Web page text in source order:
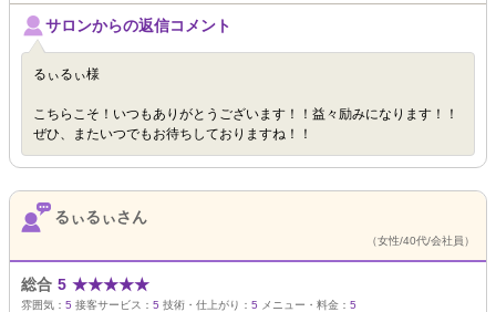
サロンからの返信コメント
るぃるぃ様
こちらこそ！いつもありがとうございます！！益々励みになります！！
ぜひ、またいつでもお待ちしておりますね！！
るぃるぃさん
（女性/40代/会社員）
総合 5 ★★★★★
雰囲気： 5 接客サービス： 5 技術・仕上がり： 5 メニュー・料金： 5